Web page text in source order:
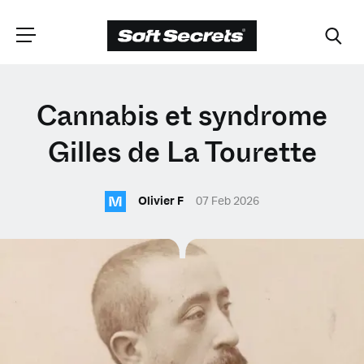
CHOISISSEZ VOTRE
EMPLACEMENT
English (United Kingdom)
English (United States)
Spanish (Spain)
Cannabis et syndrome
Gilles de La Tourette
M Olivier F 07 Feb 2026